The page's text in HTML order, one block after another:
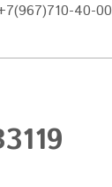
40-00